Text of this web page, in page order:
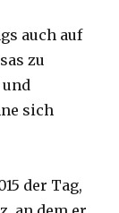
auch auf
zu
sich
der Tag,